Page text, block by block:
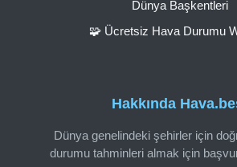
Hakkında
Dünya genelindeki şehirler için
durumu tahminleri almak için
Dünya Başkentleri
🧩 Ücretsiz Hava Durumu